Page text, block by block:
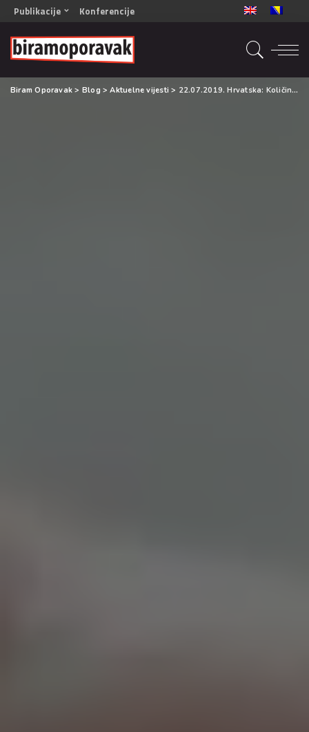
Publikacije
OPORAVAK- Naš zajednički cilj BiH/CG
OPORAVAK- Naš zajednički cilj SRB
RECOVERY- Our common goal ENG
OPORAVAK- Naš zajednički cilj 2
Konferencije
Biram Oporavak > Blog >Aktuelne vijesti > 22.07.2019. Hrvatska: Količina THC-a u marihuani rapidno raste